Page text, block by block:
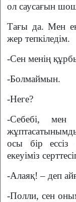
ол саусағын
Тағы да. Мен
жер тепкіледім.
-Сен менің
-Болмаймын.
-Неге?
-Себебі, мен
осы бір ессіз
екеуіміз
-Алаяқ! – деп
-Полли, сен